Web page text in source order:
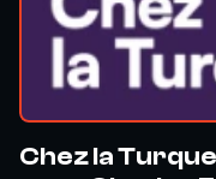
Chez la